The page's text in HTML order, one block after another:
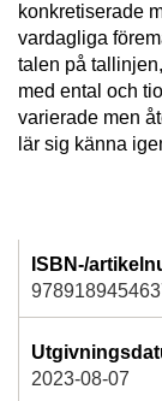
konkretiserade
vardagliga
talen på
med ental och
varierade men
lär sig känna
ISBN-/
2023-08-07